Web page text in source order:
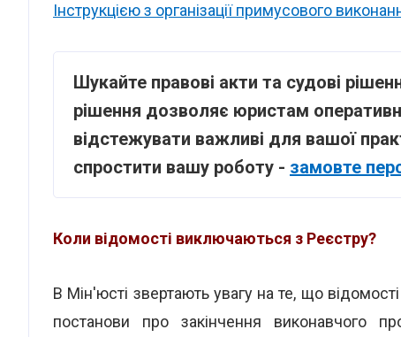
Інструкцією з організації примусового
Шукайте правові акти та судові
рішення дозволяє юристам
відстежувати важливі для вашої
спростити вашу роботу - замовте
Коли відомості виключаються з Реєстру?
В Мін'юсті звертають увагу на те, що
постанови про закінчення виконавчого